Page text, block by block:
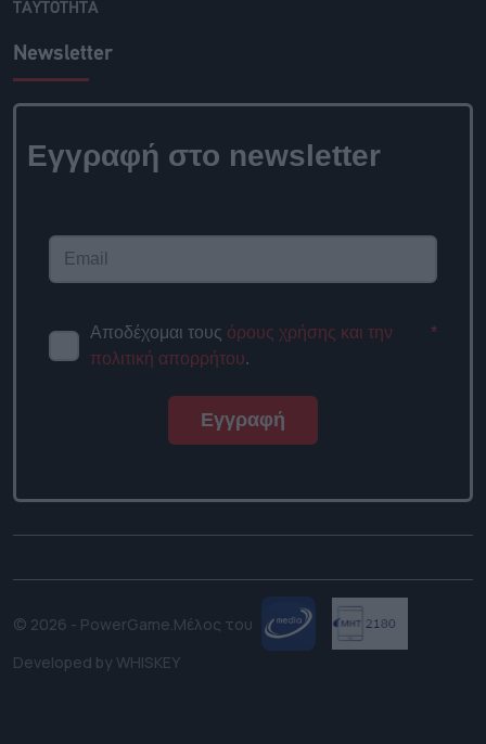
ΤΑΥΤΟΤΗΤΑ
Newsletter
Εγγραφή στο newsletter
Αποδέχομαι τους όρους χρήσης και την
πολιτική απορρήτου.
*
Εγγραφή
© 2026 - PowerGame. Μέλος του
Developed by WHISKEY